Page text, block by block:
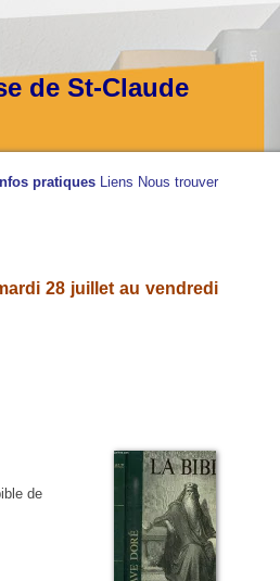
Infos pratiques Liens Nous trouver
28 juillet au vendredi
de
de St-Claude